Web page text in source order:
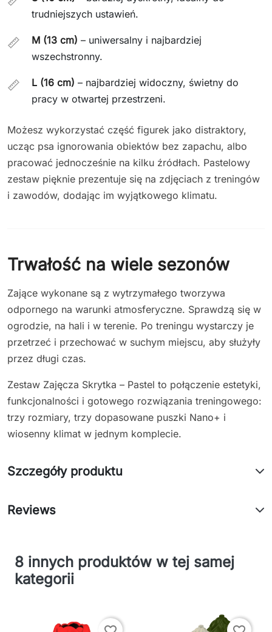
trudniejszych ustawień.
📏 M (13 cm) – uniwersalny i najbardziej
wszechstronny.
📏 L (16 cm) – najbardziej widoczny, świetny do
pracy w otwartej przestrzeni.
Możesz wykorzystać część figurek jako distraktory,
ucząc psa ignorowania obiektów bez zapachu, albo
pracować jednocześnie na kilku źródłach. Pastelowy
zestaw pięknie prezentuje się na zdjęciach z treningów
i zawodów, dodając im wyjątkowego klimatu.
Trwałość na wiele sezonów
Zające wykonane są z wytrzymałego tworzywa
odpornego na warunki atmosferyczne. Sprawdzą się w
ogrodzie, na hali i w terenie. Po treningu wystarczy je
przetrzeć i przechować w suchym miejscu, aby służyły
przez długi czas.
Zestaw Zajęcza Skrytka – Pastel to połączenie estetyki,
funkcjonalności i gotowego rozwiązania treningowego:
trzy rozmiary, trzy dopasowane puszki Nano+ i
wiosenny klimat w jednym komplecie.
Szczegóły produktu
Reviews
8 innych produktów w tej samej
kategorii